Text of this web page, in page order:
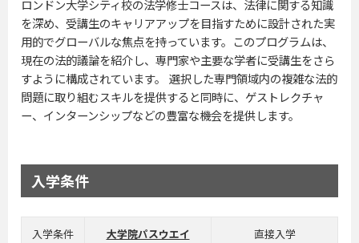
ロンドン大学シティ校の法学修士コースは、法律に関する知識
を深め、受講生のキャリアアップを目指すために設計された実
用的でグローバルな焦点を持っています。このプログラムは、
現在の法的議論を紹介し、専門家や主要な学者に受講生をさら
すように構成されています。 選択した専門領域内の複雑な法的
問題に取り組むスキルを提供すると同時に、ゲストレクチャ
ー、インターンシップなどの豊富な機会を提供します。
入学条件
入学条件 大学院パスウエイ 直接入学